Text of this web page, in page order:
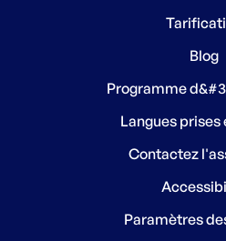
Blog
Programme
Langues prises
Contactez
Paramètres